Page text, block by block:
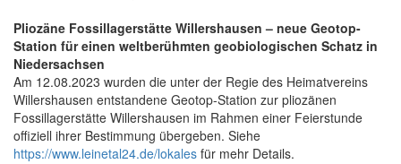
Pliozäne Fossillagerstätte Willershausen – neue Geotop-
Station für einen weltberühmten geobiologischen Schatz in
Niedersachsen
Am 12.08.2023 wurden die unter der Regie des Heimatvereins
Willershausen entstandene Geotop-Station zur pliozänen
Fossillagerstätte Willershausen im Rahmen einer Feierstunde
offiziell ihrer Bestimmung übergeben. Siehe
https://www.leinetal24.de/lokales für mehr Details.